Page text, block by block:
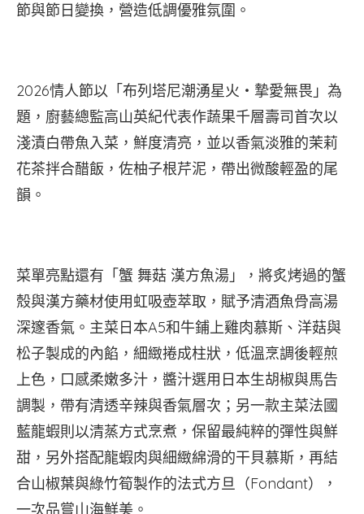
節與節日變換，營造低調優雅氛圍。
2026情人節以「布列塔尼潮湧星火‧摯愛無畏」為
題，廚藝總監高山英紀代表作蔬果千層壽司首次以
淺漬白帶魚入菜，鮮度清亮，並以香氣淡雅的茉莉
花茶拌合醋飯，佐柚子根芹泥，帶出微酸輕盈的尾
韻。
菜單亮點還有「蟹 舞菇 漢方魚湯」，將炙烤過的蟹
殼與漢方藥材使用虹吸壺萃取，賦予清酒魚骨高湯
深邃香氣。主菜日本A5和牛鋪上雞肉慕斯、洋菇與
松子製成的內餡，細緻捲成柱狀，低溫烹調後輕煎
上色，口感柔嫩多汁，醬汁選用日本生胡椒與馬告
調製，帶有清透辛辣與香氣層次；另一款主菜法國
藍龍蝦則以清蒸方式烹煮，保留最純粹的彈性與鮮
甜，另外搭配龍蝦肉與細緻綿滑的干貝慕斯，再結
合山椒葉與綠竹筍製作的法式方旦（Fondant），
一次品嘗山海鮮美。